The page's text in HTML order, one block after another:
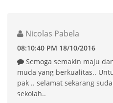
Nicolas Pabela
08:10:40 PM 18/10/2016
Semoga semakin maju
muda yang berkualitas..
pak .. selamat sekarang
sekolah..